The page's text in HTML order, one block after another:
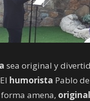
sea original y
humorista Pablo
amena, original